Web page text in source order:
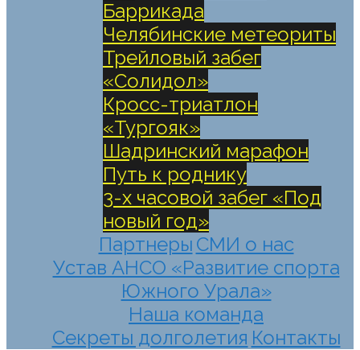
Баррикада
Челябинские метеориты
Трейловый забег
«Солидол»
Кросс-триатлон
«Тургояк»
Шадринский марафон
Путь к роднику
3-х часовой забег «Под
новый год»
Партнеры СМИ о нас
Устав АНСО «Развитие спорта
Южного Урала»
Наша команда
Секреты долголетия Контакты